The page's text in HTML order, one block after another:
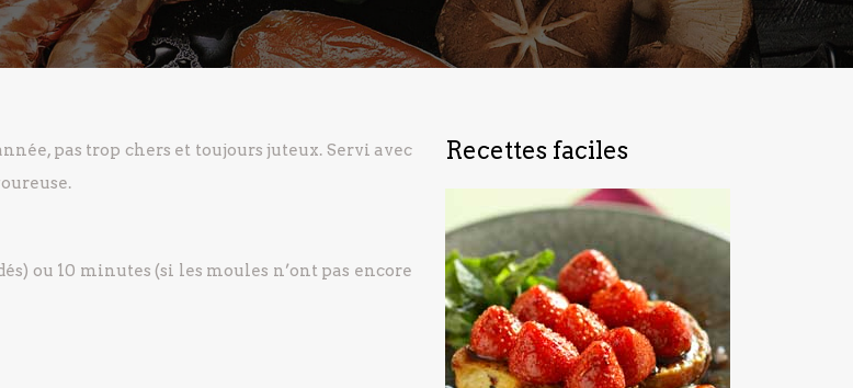
pas trop chers et toujours juteux. Servi avec
ou 10 minutes (si les moules n’ont pas encore
Recettes faciles